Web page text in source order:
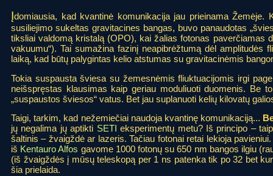
Įdomiausia, kad kvantinė komunikacija jau prieinama Žemėje.
susiliejimo sukeltas gravitacines bangas, buvo panaudotas
tiksliai valdomą kristalą (OPO), kai žalias fotonas paverčiamas
vakuumu“). Tai sumažina fazinį neapibrėžtumą dėl
laiką, kad būtų palygintas kelio atstumas su gravitacinėmis
Tokia suspausta šviesa su žemesnėmis fliuktuacijomis irgi
neišspręstas klausimas kaip geriau moduliuoti duomenis.
„suspaustos šviesos“ vatus. Bet jau suplanuoti kelių kilovatų
Taigi, tarkim, kad nežemiečiai naudoja kvantinę komunikaciją...
jų negalima jų aptikti SETI eksperimentų metu? Iš principo –
šaltinis – žvaigždė ar lazeris. Tačiau fotonai retai lekioja
iš Kentauro Alfos gavome 1000 fotonų su 650 nm bangos ilgiu
(iš žvaigždės į mūsų teleskopą per 1 ns patenka tik po 32 bet
šia prielaida.